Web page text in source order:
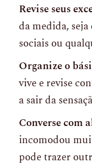
Revise seus
da medida,
sociais ou
Organize o
vive e revise
a sair da
Converse com
incomodou
pode trazer